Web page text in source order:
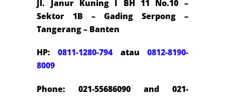
Jl. Janur Kuning I BH 11 No.10 –
Sektor 1B – Gading Serpong –
Tangerang – Banten
HP:0811-1280-794atau 0812-8190-
8009
Phone: 021-55686090 and 021-